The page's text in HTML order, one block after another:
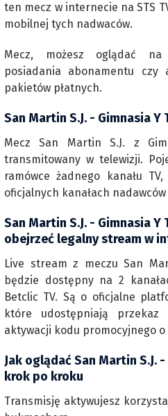
ten mecz w internecie na STS
mobilnej tych nadwaców.
Mecz, możesz oglądać
posiadania abonamentu czy
pakietów płatnych.
San Martin S.J. - Gimnasia Y
Mecz San Martin S.J. z
transmitowany w telewizji.
ramówce żadnego kanału
oficjalnych kanałach
San Martin S.J. - Gimnasia Y
obejrzeć legalny stream w
Live stream z meczu San
będzie dostępny na 2
Betclic TV. Są o oficjalne
które udostępniają
aktywacji kodu promocyjnego o
Jak oglądać San Martin S.J.
krok po kroku
Transmisję aktywujesz